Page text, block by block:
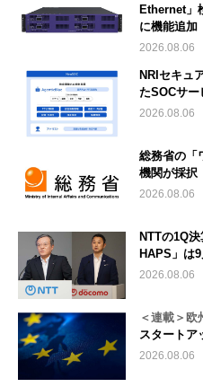
Ethernet」
に機能追加
2026.08.06
NRIセキュ
たSOCサー
2026.08.06
総務省の「
機関が採択
2026.08.06
NTTの1Q
HAPS」は
2026.08.06
＜連載＞欧
スタートア
2026.08.06